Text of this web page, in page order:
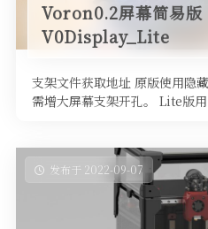
Voron0.2屏幕简易版
V0Display_Lite
支架文件获取地址 原版使用隐
需增大屏幕支架开孔。 Lite版
发布于 2022-09-07